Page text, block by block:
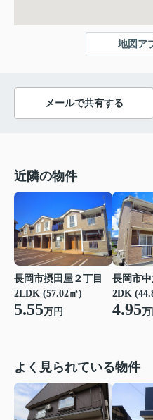
地図ア
メールで共有する
近隣の物件
長岡市摂田屋２丁目
2LDK (57.02㎡)
5.55万円
長岡市
2DK
4.95万
よく見られている物件